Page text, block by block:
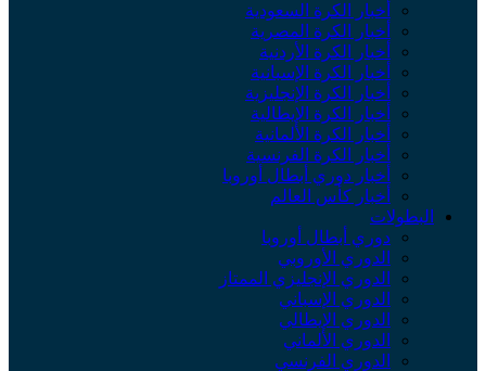
أخبار الكرة السعودية
أخبار الكرة المصرية
أخبار الكرة الأردنية
أخبار الكرة الإسبانية
أخبار الكرة الإنجليزية
أخبار الكرة الإيطالية
أخبار الكرة الألمانية
أخبار الكرة الفرنسية
أخبار دوري أبطال أوروبا
أخبار كأس العالم
البطولات
دوري أبطال أوروبا
الدوري الأوروبي
الدوري الإنجليزي الممتاز
الدوري الإسباني
الدوري الإيطالي
الدوري الألماني
الدوري الفرنسي